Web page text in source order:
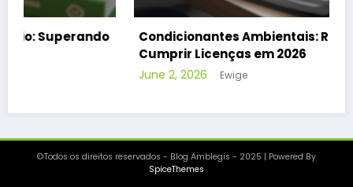
Condicionantes Ambientais: Rastrear e
Cumprir Licenças em 2026
Ewige
©Todos os direitos reservados - Blog Amblegis - 2025 | Powered By
SpiceThemes